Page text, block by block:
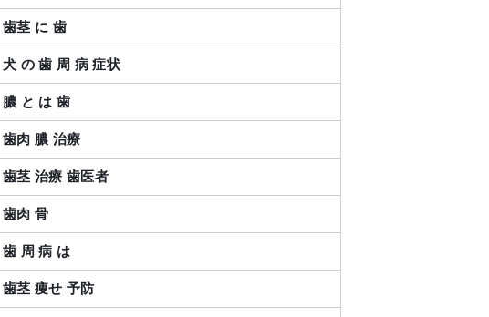
歯茎 に 歯
犬 の 歯 周 病 症状
膿 と は 歯
歯肉 膿 治療
歯茎 治療 歯医者
歯肉 骨
歯 周 病 は
歯茎 痩せ 予防